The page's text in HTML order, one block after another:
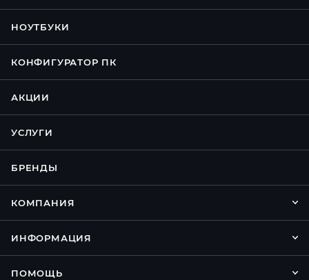
НОУТБУКИ
КОНФИГУРАТОР ПК
АКЦИИ
УСЛУГИ
БРЕНДЫ
КОМПАНИЯ
ИНФОРМАЦИЯ
ПОМОЩЬ